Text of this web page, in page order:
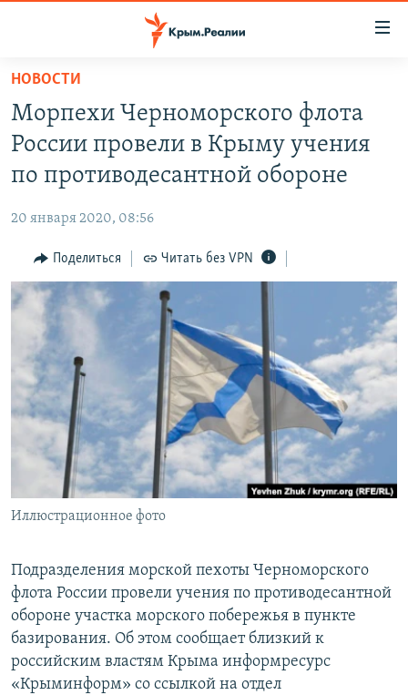
Вернуться
основному
содержанию
главной
навигации
Вернутся
поиску
СПЕЦПРОЕКТЫ
11 ЛЕТ ОККУПАЦИИ КРЫМА. 11 ИСТОРИЙ СОПРОТИВЛЕНИЯ
ЕЩЕ
ИНТЕРАКТИВ
ИНФОГРАФИКА
ТЕЛЕПРОЕКТ КРЫМ.РЕАЛИИ
СОВЕТЫ ПРАВОЗАЩИТНИКОВ
ПРОПАВШИЕ БЕЗ ВЕСТИ
ПОБЕДИТЕЛЕЙ НЕ СУДЯТ?
КРЫМ.НЕПОКОРЕННЫЙ
ELIFBE
УКРАИНСКАЯ ПРОБЛЕМА КРЫМА
РАДІО СВОБОДА
КАК ОБОЙТИ БЛОКИРОВКУ
Українською
Qırımtatar
ПРИСОЕДИНЯЙТЕСЬ!
НОВОСТИ
Морпехи Черноморского флота
России провели в Крыму учения
по противодесантной обороне
20 января 2020, 08:56
Поделиться Читать без VPN
Иллюстрационное фото
Подразделения морской пехоты Черноморского
флота России провели учения по противодесантной
обороне участка морского побережья в пункте
базирования. Об этом сообщает близкий к
российским властям Крыма информресурс
«Крыминформ» со ссылкой на отдел